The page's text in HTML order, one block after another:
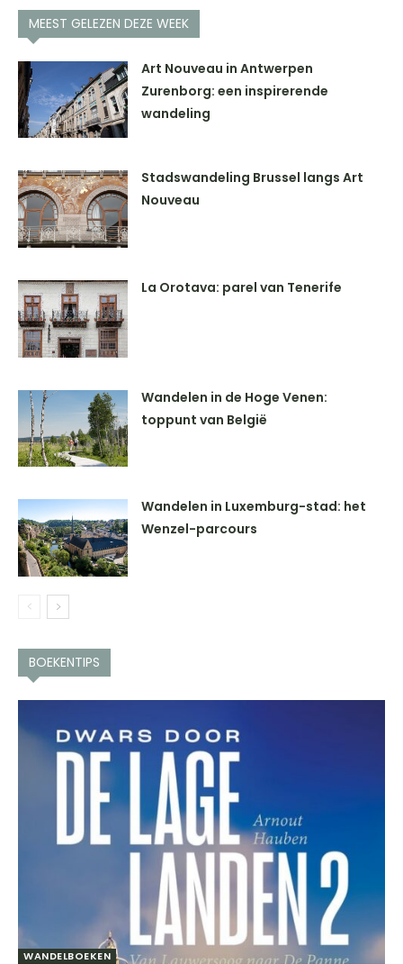
MEEST GELEZEN DEZE WEEK
Art Nouveau in Antwerpen
Zurenborg: een inspirerende
wandeling
Stadswandeling Brussel langs Art
Nouveau
La Orotava: parel van Tenerife
Wandelen in de Hoge Venen:
toppunt van België
Wandelen in Luxemburg-stad: het
Wenzel-parcours
BOEKENTIPS
WANDELBOEKEN